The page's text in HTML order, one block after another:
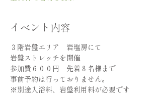
イベント内容
３階岩盤エリア　岩塩房にて
岩盤ストレッチを開催
参加費６００円　先着８名様まで
事前予約は行っておりません。
※別途入浴料、岩盤利用料が必要です